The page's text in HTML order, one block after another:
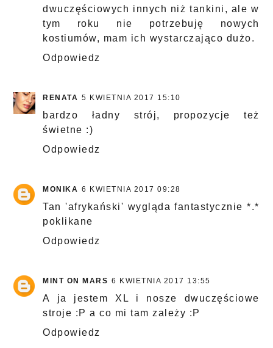
dwuczęściowych innych niż tankini, ale w
tym roku nie potrzebuję nowych
kostiumów, mam ich wystarczająco dużo.
Odpowiedz
RENATA 5 KWIETNIA 2017 15:10
bardzo ładny strój, propozycje też
świetne :)
Odpowiedz
MONIKA 6 KWIETNIA 2017 09:28
Tan 'afrykański' wygląda fantastycznie *.*
poklikane
Odpowiedz
MINT ON MARS 6 KWIETNIA 2017 13:55
A ja jestem XL i nosze dwuczęściowe
stroje :P a co mi tam zależy :P
Odpowiedz